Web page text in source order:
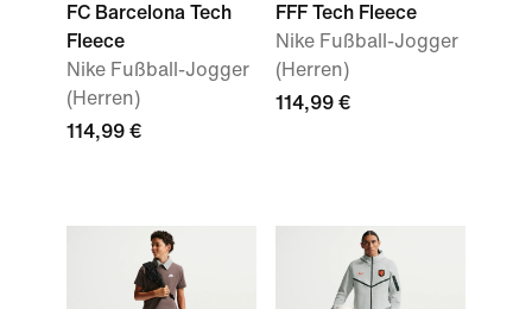
FC Barcelona Tech
Fleece
Nike Fußball-Jogger
(Herren)
114,99 €
FFF Tech Fleece
Nike Fußball-Jogger
(Herren)
114,99 €